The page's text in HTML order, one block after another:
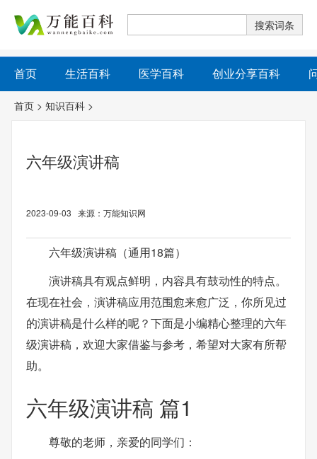
首页 生活百科 医学百科 创业分享百科
首页 > 知识百科 >
六年级演讲稿
2023-09-03 来源：万能知识网
六年级演讲稿（通用18篇）
演讲稿具有观点鲜明，内容具有鼓动性的特点。
在现在社会，演讲稿应用范围愈来愈广泛，你所见过
的演讲稿是什么样的呢？下面是小编精心整理的六年
级演讲稿，欢迎大家借鉴与参考，希望对大家有所帮
助。
六年级演讲稿 篇1
尊敬的老师，亲爱的同学们：